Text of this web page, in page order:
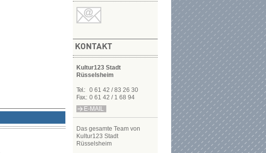
KONTAKT
Kultur123 Stadt
Rüsselsheim
Tel.:
0 61 42 / 83 26 30
Fax.: 0 61 42 / 1 68 94
E-MAIL
Das gesamte T​​​​​​​eam von
Kultur123 Stadt
Rüsselsheim